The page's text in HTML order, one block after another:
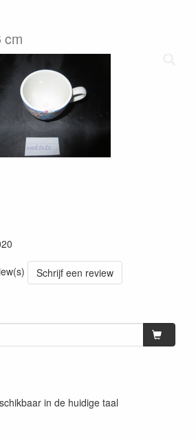
cm
Schrijf een review
in de huidige taal